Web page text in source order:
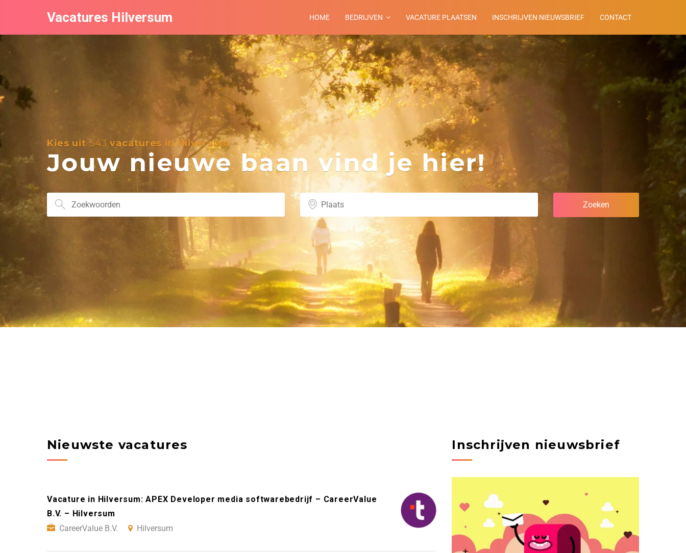
Vacatures Hilversum HOME BEDRIJVEN VACATURE PLAATSEN INSCHRIJVEN NIEUWSBRIEF CONTACT
Kies uit 543 vacatures in Hilversum
Jouw nieuwe baan vind je hier!
Nieuwste vacatures
Vacature in Hilversum: APEX Developer media softwarebedrijf – CareerValue
B.V. – Hilversum
CareerValue B.V.
Hilversum
Inschrijven nieuwsbrief